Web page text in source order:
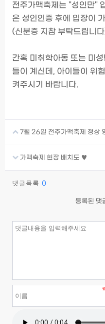
전주가맥축제는 "성인만"
은 성인인증 후에 입장이
(신분증 지참 부탁드립니
간혹 미취학아동 또는 미
들이 계신데, 아이들이 위
켜주시기 바랍니다.
7월 26일 전주가맥축제 정상
가맥축제 현장 배치도 ♥
댓글목록 0
등록된 댓